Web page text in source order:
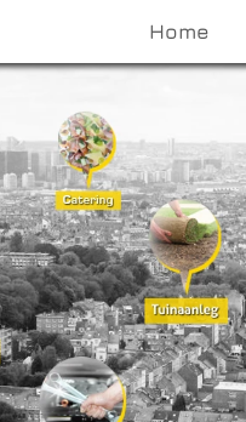
Home